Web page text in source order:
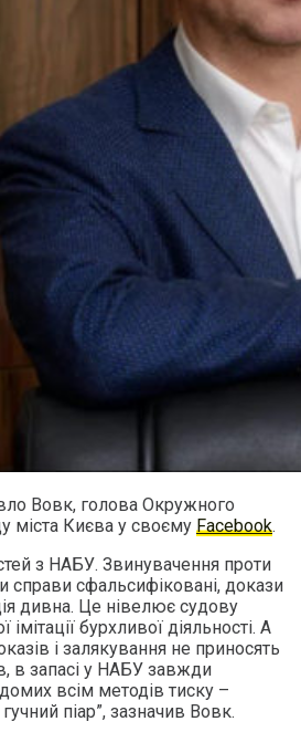
Вовк, голова Окружного
міста Києва у своєму Facebook.
з НАБУ. Звинувачення проти
справи сфальсифіковані, докази
дивна. Це нівелює судову
імітації бурхливої ​​діяльності. А
і залякування не приносять
в запасі у НАБУ завжди
всім методів тиску –
піар”, зазначив Вовк.